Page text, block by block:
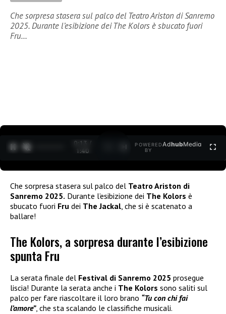
Che sorpresa stasera sul palco del Teatro Ariston di Sanremo
2025. Durante l’esibizione dei The Kolors è sbucato fuori
Fru…
0:14 /
1:40
POWERED
BY
AdhubMedia
Che sorpresa stasera sul palco del Teatro Ariston di
Sanremo 2025. Durante l’esibizione dei The Kolors è
sbucato fuori Fru dei The Jackal , che si è scatenato a
ballare!
The Kolors, a sorpresa durante l’esibizione
spunta Fru
La serata finale del Festival di Sanremo 2025 prosegue
liscia! Durante la serata anche i The Kolors sono saliti sul
palco per fare riascoltare il loro brano “Tu con chi fai
l’amore”, che sta scalando le classifiche musicali.